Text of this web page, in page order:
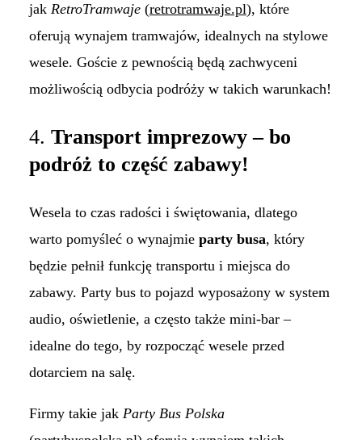
jak RetroTramwaje(retrotramwaje.pl), które
oferują wynajem tramwajów, idealnych na stylowe
wesele. Goście z pewnością będą zachwyceni
możliwością odbycia podróży w takich warunkach!
4. Transport imprezowy – bo
podróż to część zabawy!
Wesela to czas radości i świętowania, dlatego
warto pomyśleć o wynajmie party busa, który
będzie pełnił funkcję transportu i miejsca do
zabawy. Party bus to pojazd wyposażony w system
audio, oświetlenie, a często także mini-bar –
idealne do tego, by rozpocząć wesele przed
dotarciem na salę.
Firmy takie jak Party Bus Polska